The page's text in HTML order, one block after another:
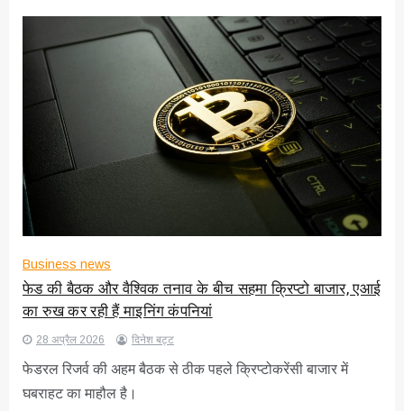
Business news
फेड की बैठक और वैश्विक तनाव के बीच सहमा क्रिप्टो बाजार, एआई
का रुख कर रही हैं माइनिंग कंपनियां
28 अप्रैल 2026 दिनेश बट्ट
फेडरल रिजर्व की अहम बैठक से ठीक पहले क्रिप्टोकरेंसी बाजार में
घबराहट का माहौल है।